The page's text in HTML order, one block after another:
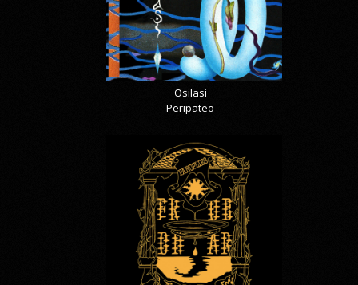
Osilasi
Peripateo